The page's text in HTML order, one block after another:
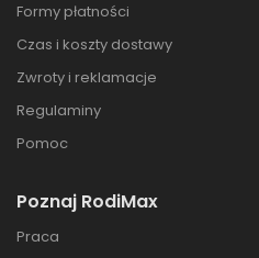
Formy płatności
Czas i koszty dostawy
Zwroty i reklamacje
Regulaminy
Pomoc
Poznaj RodiMax
Praca